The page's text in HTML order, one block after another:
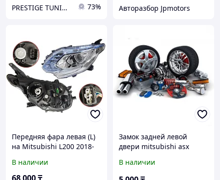
PRESTIGE TUNING 73% Авторазбор Jpmotors
Передняя фара левая (L)
на Mitsubishi L200 2018-
корректором (TYC TW)
В наличии
Замок задней левой
двери mitsubishi asx
В наличии